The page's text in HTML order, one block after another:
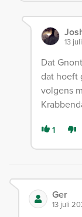
13
Dat
dat hoeft
volgens
1
Ger
13 juli